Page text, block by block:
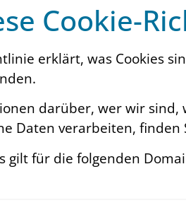
Cookie-
erklärt, was Cookies
darüber, wer wir
Daten verarbeiten, finden
gilt für die folgenden